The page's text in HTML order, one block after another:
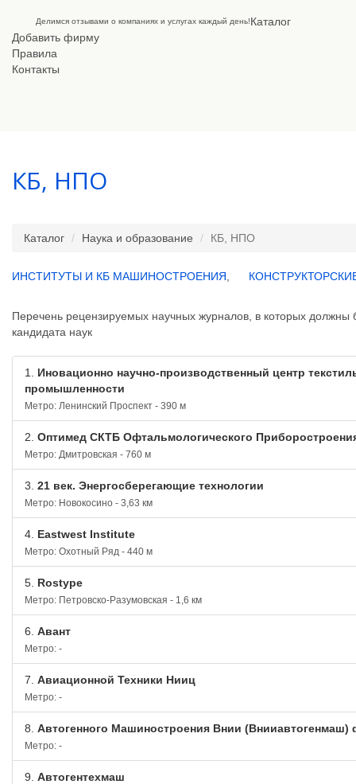
Делимся отзывами о компаниях и услугах каждый день!Каталог
Добавить фирму
Правила
Контакты
КБ, НПО
Каталог Наука и образование КБ, НПО
ИНСТИТУТЫ И КБ МАШИНОСТРОЕНИЯ
Перечень рецензируемых научных журналов, в которых должны
кандидата наук
1.
Иновационно научно-производственный центр
промышленности
Метро: Ленинский Проспект - 390 м
2. Оптимед СКТБ Офтальмологического
Метро: Дмитровская - 760 м
3. 21 век. Энергосберегающие технологии
Метро: Новокосино - 3,63 км
4. Eastwest Institute
Метро: Охотный Ряд - 440 м
5. Rostype
Метро: Петровско-Разумовская - 1,6 км
6. Авант
Метро: -
7. Авиационной Техники Нииц
Метро: -
8. Автогенного Машиностроения Внии (Внииавтогенмаш)
Метро: -
9. Автогентехмаш